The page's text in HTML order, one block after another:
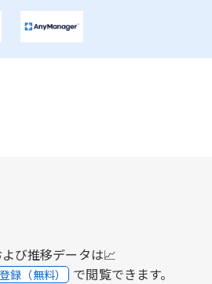
び推移データは📈
録（無料） で閲覧できます。